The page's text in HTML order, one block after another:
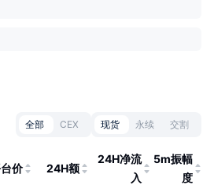
全部 CEX 现货 永续 交割
价 24H额
24H净流
入
5m振幅
度